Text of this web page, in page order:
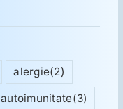
alergie(2)
autoimunitate(3)